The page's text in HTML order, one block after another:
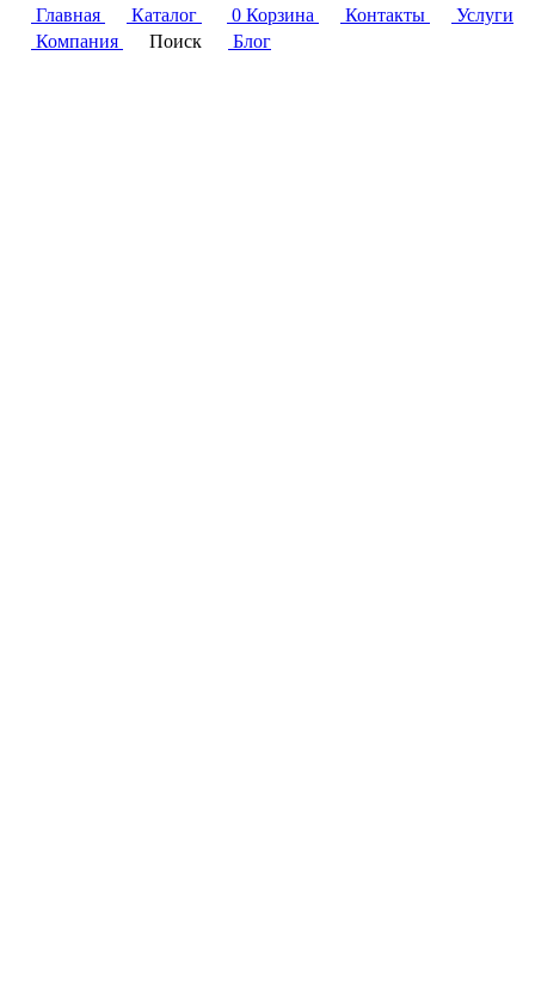
Главная
Каталог 0 Корзина Контакты
Услуги
Компания
Поиск Блог